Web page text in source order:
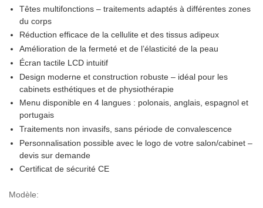
Têtes multifonctions – traitements adaptés à différentes zones
du corps
Réduction efficace de la cellulite et des tissus adipeux
Amélioration de la fermeté et de l’élasticité de la peau
Écran tactile LCD intuitif
Design moderne et construction robuste – idéal pour les
cabinets esthétiques et de physiothérapie
Menu disponible en 4 langues : polonais, anglais, espagnol et
portugais
Traitements non invasifs, sans période de convalescence
Personnalisation possible avec le logo de votre salon/cabinet –
devis sur demande
Certificat de sécurité CE
Modèle: